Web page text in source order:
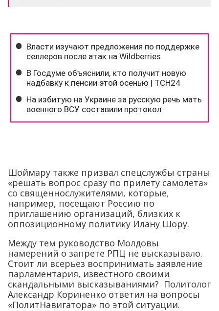
Шоймару также призвал спецслужбы страны
«решать вопрос сразу по прилету самолета»
со священнослужителями, которые,
например, посещают Россию по
приглашению организаций, близких к
оппозиционному политику Илану Шору.
Между тем руководство Молдовы
намерений о запрете РПЦ не высказывало.
Стоит ли всерьез воспринимать заявление
парламентария, известного своими
скандальными высказываниями? Политолог
Александр Кориненко ответил на вопросы
«ПолитНавигатора» по этой ситуации.